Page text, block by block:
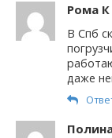
Рома К
В Спб
даже